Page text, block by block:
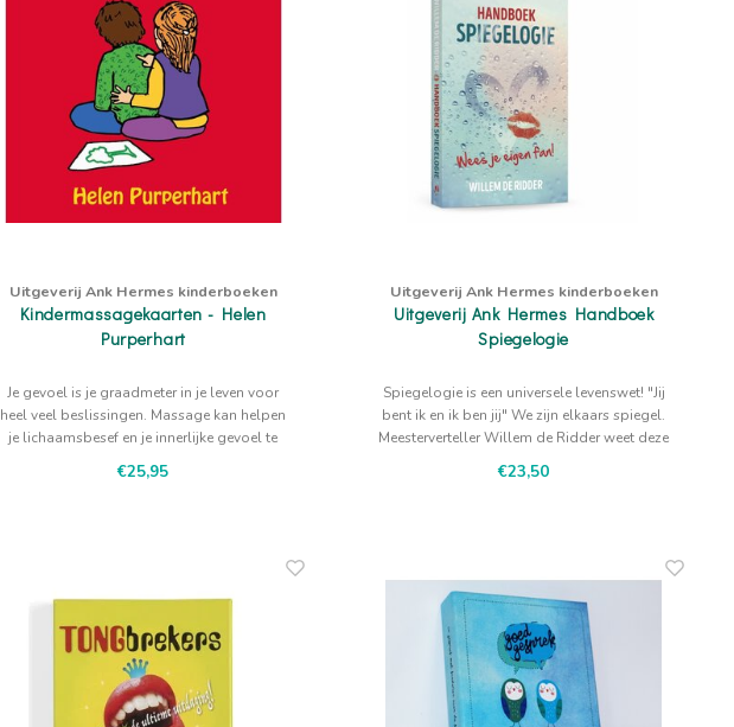
Uitgeverij Ank Hermes kinderboeken
Kindermassagekaarten - Helen
Purperhart
Je gevoel is je graadmeter in je leven voor
heel veel beslissingen. Massage kan helpen
je lichaamsbesef en je innerlijke gevoel te
€25,95
Uitgeverij Ank Hermes kinderboeken
Uitgeverij Ank Hermes Handboek
Spiegelogie
Spiegelogie is een universele levenswet! "Jij
bent ik en ik ben jij" We zijn elkaars spiegel.
Meesterverteller Willem de Ridder weet deze
€23,50